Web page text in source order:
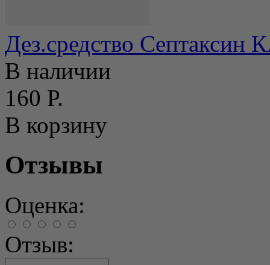
Дез.средство Септаксин
В наличии
160 Р.
В корзину
Отзывы
Оценка:
Отзыв: